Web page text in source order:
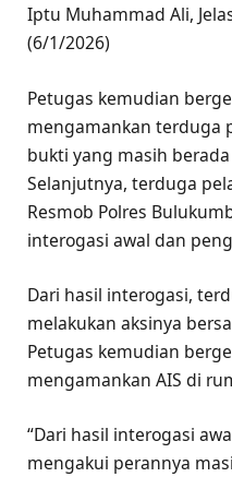
Iptu Muhammad Ali,
(6/1/2026)
Petugas kemudian
mengamankan terduga
bukti yang masih
Selanjutnya, terduga
Resmob Polres
interogasi awal dan
Dari hasil interogasi,
melakukan aksinya
Petugas kemudian
mengamankan AIS di
“Dari hasil interogasi
mengakui perannya